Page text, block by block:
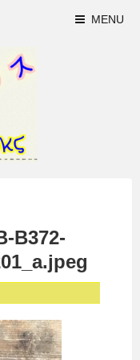
MENU
B372-